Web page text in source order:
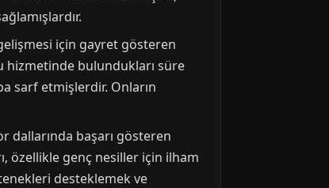
için gayret gösteren
hizmetinde bulundukları süre
sarf etmişlerdir. Onların
dallarında başarı gösteren
özellikle genç nesiller için ilham
desteklemek ve